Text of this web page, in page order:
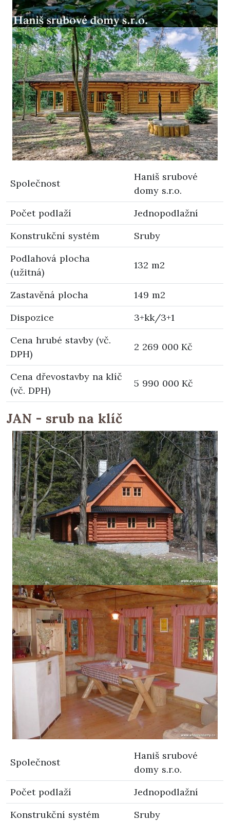
Společnost
Haniš srubové
domy s.r.o.
Počet podlaží
Jednopodlažní
Konstrukční systém
Sruby
Podlahová plocha
(užitná)
132 m2
Zastavěná plocha
149 m2
Dispozice
3+kk/3+1
Cena hrubé stavby (vč.
DPH)
2 269 000 Kč
Cena dřevostavby na klíč
(vč. DPH)
5 990 000 Kč
JAN - srub na klíč
Společnost
Haniš srubové
domy s.r.o.
Počet podlaží
Jednopodlažní
Konstrukční systém
Sruby